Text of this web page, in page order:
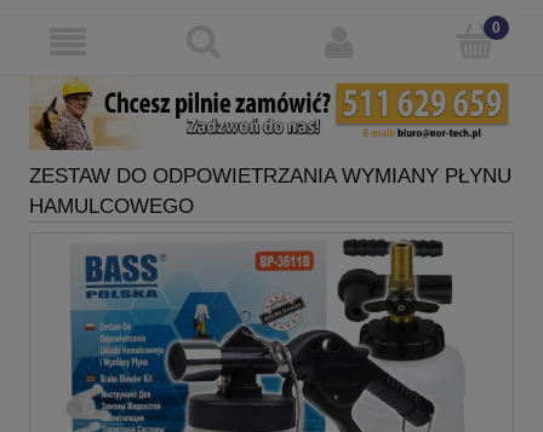
ZESTAW DO ODPOWIETRZANIA WYMIANY PŁYNU
HAMULCOWEGO